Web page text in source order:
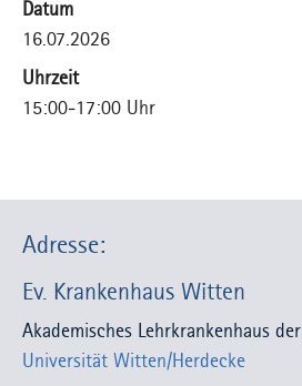
Datum
16.07.2026
Uhrzeit
15:00-17:00 Uhr
Adresse:
Ev. Krankenhaus Witten
Akademisches Lehrkrankenhaus der
Universität Witten/Herdecke